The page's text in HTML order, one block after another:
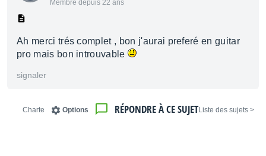
Membre depuis 22 ans
Ah merci trés complet , bon j'aurai preferé en guitar
pro mais bon introuvable
signaler
< Liste des sujets
RÉPONDRE À CE SUJET
Options
Charte